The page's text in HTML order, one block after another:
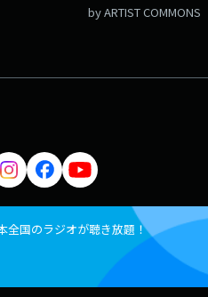
by ARTIST COMMONS
全国のラジオが聴き放題！